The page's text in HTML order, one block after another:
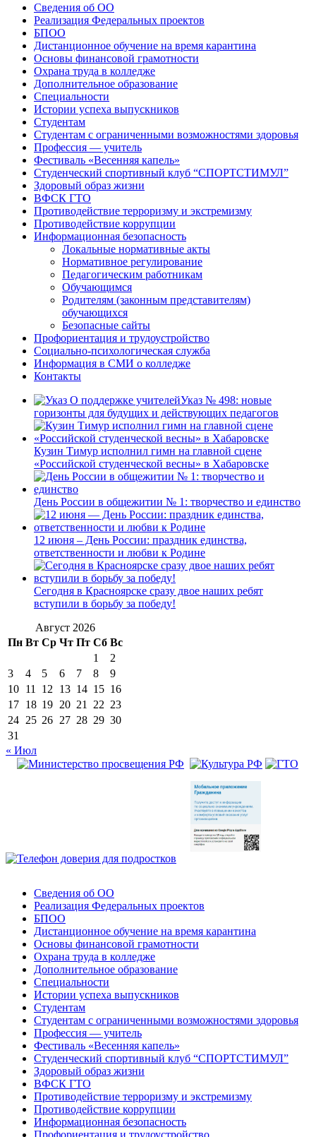
Сведения об ОО
Реализация Федеральных проектов
БПОО
Дистанционное обучение на время карантина
Основы финансовой грамотности
Охрана труда в колледже
Дополнительное образование
Специальности
Истории успеха выпускников
Студентам
Студентам с ограниченными возможностями здоровья
Профессия — учитель
Фестиваль «Весенняя капель»
Студенческий спортивный клуб “СПОРТСТИМУЛ”
Здоровый образ жизни
ВФСК ГТО
Противодействие терроризму и экстремизму
Противодействие коррупции
Информационная безопасность
Локальные нормативные акты
Нормативное регулирование
Педагогическим работникам
Обучающимся
Родителям (законным представителям)
обучающихся
Безопасные сайты
Профориентация и трудоустройство
Социально-психологическая служба
Информация в СМИ о колледже
Контакты
Указ № 498: новые
горизонты для будущих и действующих педагогов
Кузин Тимур исполнил гимн на главной сцене
«Российской студенческой весны» в Хабаровске
День России в общежитии № 1: творчество и единство
12 июня – День России: праздник единства,
ответственности и любви к Родине
Сегодня в Красноярске сразу двое наших ребят
вступили в борьбу за победу!
Август 2026
Пн Вт Ср Чт Пт Сб Вс
1
2
3
4 5 6 7 8
9
10 11 12 13 14 15 16
17 18 19 20 21 22 23
24 25 26 27 28 29 30
31
« Июл
Сведения об ОО
Реализация Федеральных проектов
БПОО
Дистанционное обучение на время карантина
Основы финансовой грамотности
Охрана труда в колледже
Дополнительное образование
Специальности
Истории успеха выпускников
Студентам
Студентам с ограниченными возможностями здоровья
Профессия — учитель
Фестиваль «Весенняя капель»
Студенческий спортивный клуб “СПОРТСТИМУЛ”
Здоровый образ жизни
ВФСК ГТО
Противодействие терроризму и экстремизму
Противодействие коррупции
Информационная безопасность
Профориентация и трудоустройство